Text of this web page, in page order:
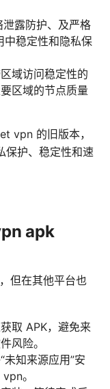
露防护、及严格
中稳定性和隐私保
域访问稳定性的
区域的节点质量
vpn 的旧版本，
保护、稳定性和速
apk
但在其他平台也
取 APK，避免来
风险。
知来源应用”安
。